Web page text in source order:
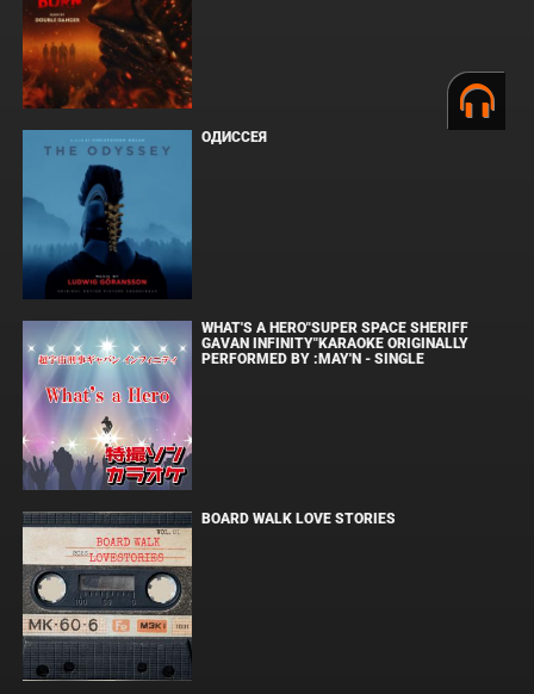
ОДИССЕЯ
WHAT'S A HERO"SUPER SPACE SHERIFF
GAVAN INFINITY"KARAOKE ORIGINALLY
PERFORMED BY :MAY'N - SINGLE
BOARD WALK LOVE STORIES